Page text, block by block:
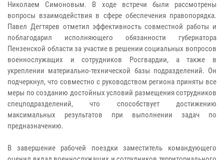
Николаем Симоновым. В ходе встречи были рассмотрены
вопросы взаимодействия в сфере обеспечения правопорядка.
Павел Дегтярев отметил эффективность совместной работы и
поблагодарил исполняющего обязанности губернатора
Пензенской области за участие в решении социальных вопросов
военнослужащих и сотрудников Росгвардии, а также в
укреплении материально-технической базы подразделений. Он
подчеркнул, что совместно с руководством региона приняты все
меры по созданию достойных условий размещения сотрудников
спецподразделений, что способствует достижению
максимальных результатов при выполнении задач по
предназначению.
В завершение рабочей поездки заместитель командующего